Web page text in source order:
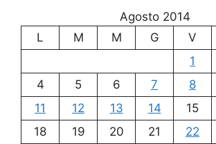
Agosto 2014
L
M M G V
1
4
5 6 7 8
11
12 13 14 15
18
19 20 21 22